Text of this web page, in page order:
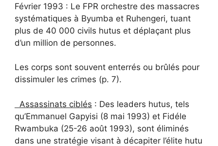
Février 1993 : Le FPR orchestre des massacres
systématiques à Byumba et Ruhengeri, tuant
plus de 40 000 civils hutus et déplaçant plus
d’un million de personnes.
Les corps sont souvent enterrés ou brûlés pour
dissimuler les crimes (p. 7).
Assassinats ciblés : Des leaders hutus, tels
qu’Emmanuel Gapyisi (8 mai 1993) et Fidéle
Rwambuka (25-26 août 1993), sont éliminés
dans une stratégie visant à décapiter l’élite hutu